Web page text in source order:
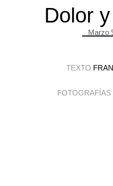
Dolor
Marzo
TEXTO
FOTOGRAFÍAS